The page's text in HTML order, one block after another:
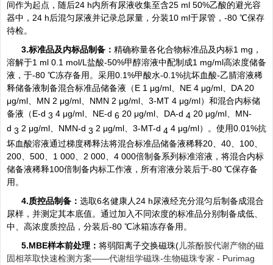
间作为起点，随后24 h内所有尿液收集至含25 ml 50%乙酸的避光容
器中，24 h后混匀尿液并记录总尿量，分装10 ml于尿管，-80 ℃保存
待检。
3.标准品及内标品制备： 精确称量各化合物标准品及内标1 mg，
溶解于1 ml 0.1 mol/L盐酸-50%甲醇溶液中配制成1 mg/ml高浓度储备
液，于-80 ℃冻存备用。采用0.1%甲酸水-0.1%抗坏血酸-乙腈溶液稀
释储备液制备混合标准品储备液（E 1 μg/ml、NE 4 μg/ml、DA 20
μg/ml、MN 2 μg/ml、NMN 2 μg/ml、3-MT 4 μg/ml）和混合内标储
备液（E-d 3 4 μg/ml、NE-d 6 20 μg/ml、DA-d 4 20 μg/ml、MN-
d 3 2 μg/ml、NMN-d 3 2 μg/ml、3-MT-d 4 4 μg/ml）。使用0.01%抗
坏血酸溶液通过梯度稀释法将混合标准品储备液稀释20、40、100、
200、500、1 000、2 000、4 000倍制备系列标准溶液，将混合内标
储备液稀释100倍制备内标工作液，所有溶液分装后于-80 ℃保存备
用。
4.质控品制备： 选取6名健康人24 h尿液经充分混匀后制备成混合
尿样，并测定其本底值。通过加入不同浓度的标准品分别制备成低、
中、高浓度质控品，分装后-80 ℃冰箱冻存备用。
5.MBE样本前处理： 将弱阳离子交换磁珠(儿茶酚胺代谢产物的磁
固相萃取快速检测方案——代谢组学磁珠-生物磁珠专家 - Purimag